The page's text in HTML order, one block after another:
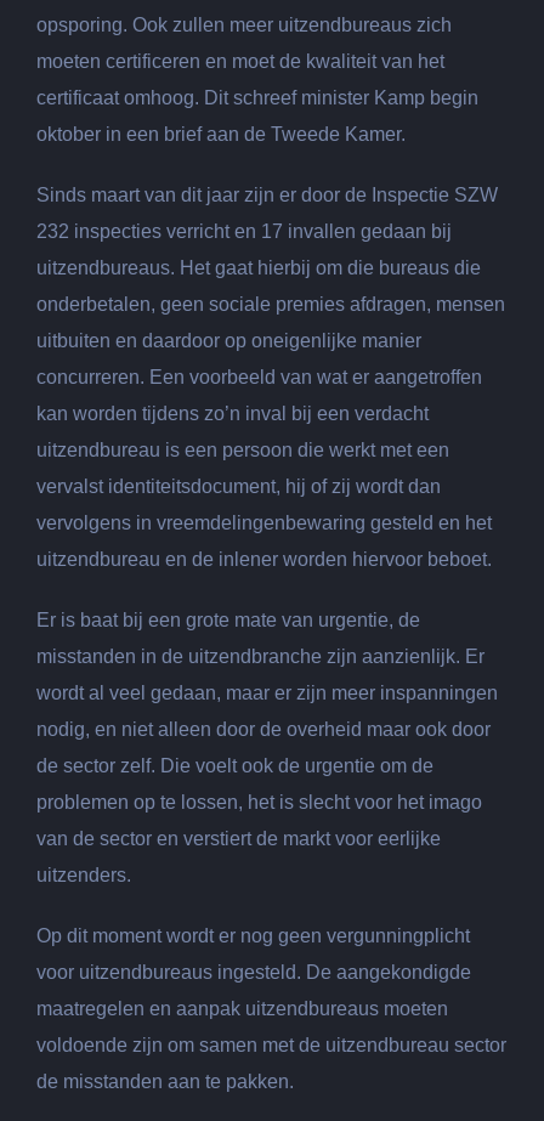
opsporing. Ook zullen meer uitzendbureaus zich
moeten certificeren en moet de kwaliteit van het
certificaat omhoog. Dit schreef minister Kamp begin
oktober in een brief aan de Tweede Kamer.
Sinds maart van dit jaar zijn er door de Inspectie SZW
232 inspecties verricht en 17 invallen gedaan bij
uitzendbureaus. Het gaat hierbij om die bureaus die
onderbetalen, geen sociale premies afdragen, mensen
uitbuiten en daardoor op oneigenlijke manier
concurreren. Een voorbeeld van wat er aangetroffen
kan worden tijdens zo’n inval bij een verdacht
uitzendbureau is een persoon die werkt met een
vervalst identiteitsdocument, hij of zij wordt dan
vervolgens in vreemdelingenbewaring gesteld en het
uitzendbureau en de inlener worden hiervoor beboet.
Er is baat bij een grote mate van urgentie, de
misstanden in de uitzendbranche zijn aanzienlijk. Er
wordt al veel gedaan, maar er zijn meer inspanningen
nodig, en niet alleen door de overheid maar ook door
de sector zelf. Die voelt ook de urgentie om de
problemen op te lossen, het is slecht voor het imago
van de sector en verstiert de markt voor eerlijke
uitzenders.
Op dit moment wordt er nog geen vergunningplicht
voor uitzendbureaus ingesteld. De aangekondigde
maatregelen en aanpak uitzendbureaus moeten
voldoende zijn om samen met de uitzendbureau sector
de misstanden aan te pakken.